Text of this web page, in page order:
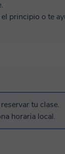
principio o te
a
tu clase.
horaria local.